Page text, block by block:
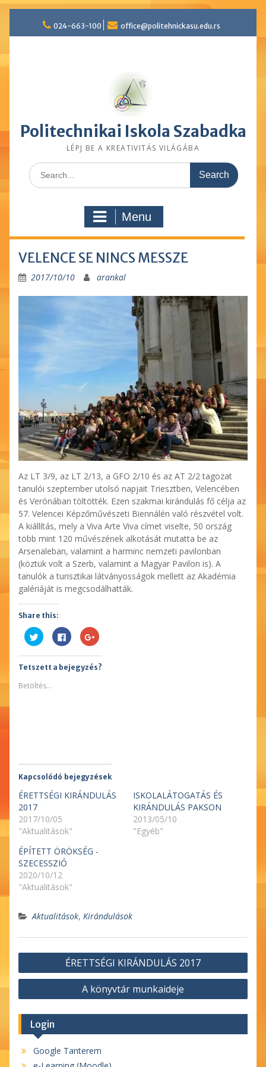
content
024-663-100 office@politehnickasu.edu.rs
Politechnikai Iskola Szabadka
LÉPJ BE A KREATIVITÁS VILÁGÁBA
Search
for:
Menu
VELENCE SE NINCS MESSZE
2017/10/10 arankal
Az LT 3/9, az LT 2/13, a GFO 2/10 és az AT 2/2 tagozat
tanulói szeptember utolsó napjait Triesztben, Velencében
és Verónában töltötték. Ezen szakmai kirándulás fő célja az
57. Velencei Képzőművészeti Biennálén való részvétel volt.
A kiállítás, mely a Viva Arte Viva címet viselte, 50 ország
több mint 120 művészének alkotását mutatta be az
Arsenaleban, valamint a harminc nemzeti pavilonban
(köztük volt a Szerb, valamint a Magyar Pavilon is). A
tanulók a turisztikai látványosságok mellett az Akadémia
galériáját is megcsodálhatták.
Share this:
Kattints
ide
Twitter-
en
való
ablakban
nyílik
Facebookon
való
megosztáshoz
kattintás
ide.
(Új
Megosztás
a
plusszon(Új
ablakban
nyílik
Tetszett a bejegyzés?
Betöltés...
Kapcsolódó bejegyzések
ÉRETTSÉGI KIRÁNDULÁS
2017
2017/10/05
"Aktualitások"
ISKOLALÁTOGATÁS ÉS
KIRÁNDULÁS PAKSON
2013/05/10
"Egyéb"
ÉPÍTETT ÖRÖKSÉG -
SZECESSZIÓ
2020/10/12
"Aktualitások"
Aktualitások, Kirándulások
Bejegyzés
navigáció
ÉRETTSÉGI KIRÁNDULÁS 2017
A könyvtár munkaideje
Login
Google Tanterem